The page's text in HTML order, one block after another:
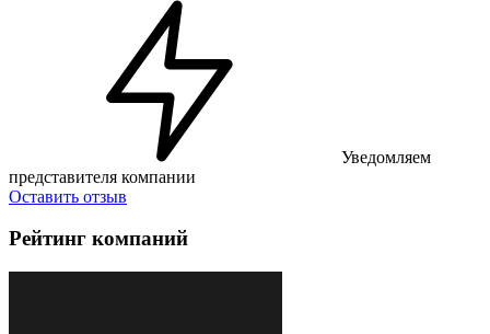
Уведомляем
представителя компании
Оставить отзыв
Рейтинг компаний